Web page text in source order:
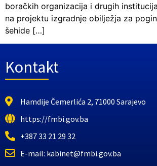
boračkih organizacija i drugih
na projektu izgradnje obilježja za
šehide […]
Kontakt
Hamdije Čemerlića 2, 71000 Sarajevo
https://fmbi.gov.ba
+387 33 21 29 32
E-mail: kabinet@fmbi.gov.ba